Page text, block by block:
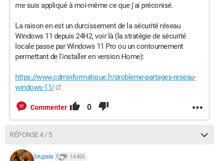
me suis appliqué à moi-même ce que j'ai préconisé.
La raison en est un durcissement de la sécurité réseau
Windows 11 depuis 24H2, voir là (la stratégie de sécurité
locale passe par Windows 11 Pro ou un contournement
permettant de l'installer en version Home):
https://www.cdminformatique.fr/probleme-partages-reseau-
windows-11/
Commenter 0
RÉPONSE 4 / 5
brupala 14 455